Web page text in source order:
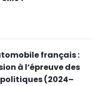
français :
à l’épreuve des
(2024–